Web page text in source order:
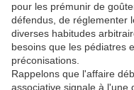
pour les prémunir de
défendus, de réglementer
diverses habitudes
besoins que les pédiatres
préconisations.
Rappelons que l'affaire
associative signale à l'une